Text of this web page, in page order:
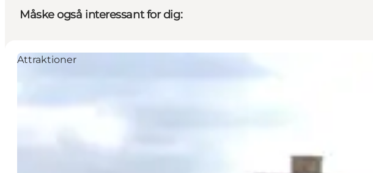
Måske også interessant for dig:
Attraktioner